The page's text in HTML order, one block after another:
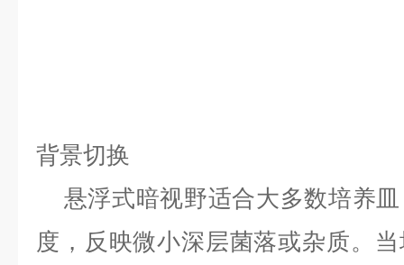
背景切换
悬浮式暗视野适合大多数培养
度，反映微小深层菌落或杂质。